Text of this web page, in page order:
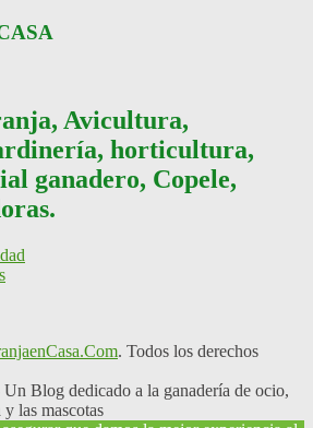
Avicultura,
horticultura,
ganadero, Copele,
. Todos los derechos
Blog dedicado a la ganadería de ocio,
las mascotas